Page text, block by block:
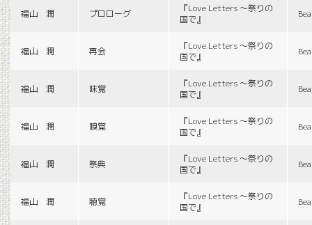
福山 潤 プロローグ
『Love Letters 〜祭りの
国で』
福山 潤 再会
『Love Letters 〜祭りの
国で』
福山 潤 味覚
『Love Letters 〜祭りの
国で』
福山 潤 嗅覚
『Love Letters 〜祭りの
国で』
福山 潤 祭典
『Love Letters 〜祭りの
国で』
福山 潤 聴覚
『Love Letters 〜祭りの
国で』